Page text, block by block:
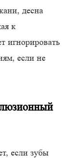
десна
к
игнорировать
если не
если зубы